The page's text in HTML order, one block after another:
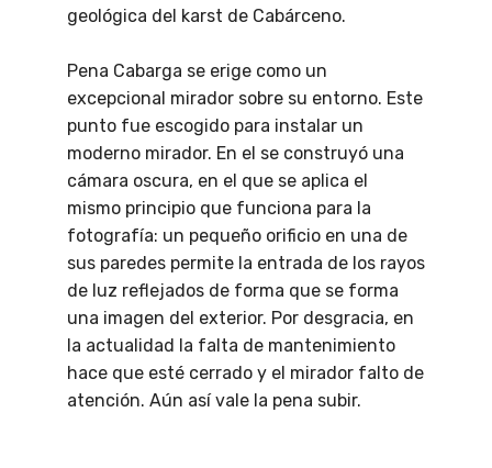
geológica del karst de Cabárceno.
Pena Cabarga se erige como un
excepcional mirador sobre su entorno. Este
punto fue escogido para instalar un
moderno mirador. En el se construyó una
cámara oscura, en el que se aplica el
mismo principio que funciona para la
fotografía: un pequeño orificio en una de
sus paredes permite la entrada de los rayos
de luz reflejados de forma que se forma
una imagen del exterior. Por desgracia, en
la actualidad la falta de mantenimiento
hace que esté cerrado y el mirador falto de
atención. Aún así vale la pena subir.